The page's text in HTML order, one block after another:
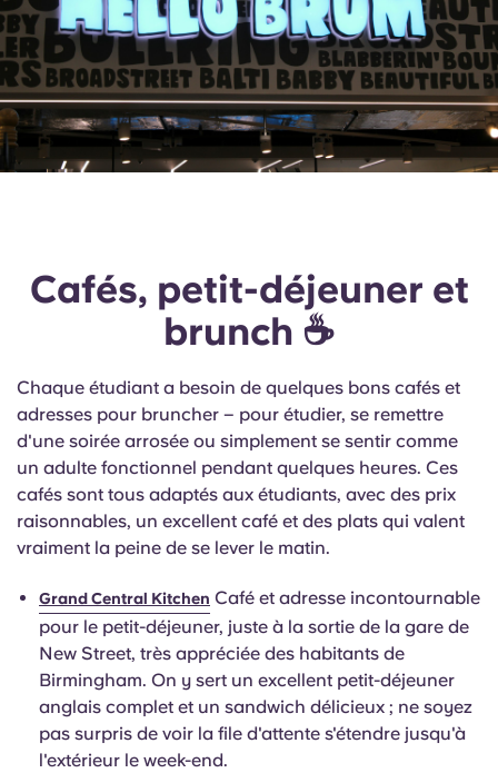
Cafés, petit-déjeuner et
brunch ☕
Chaque étudiant a besoin de quelques bons cafés et
adresses pour bruncher – pour étudier, se remettre
d'une soirée arrosée ou simplement se sentir comme
un adulte fonctionnel pendant quelques heures. Ces
cafés sont tous adaptés aux étudiants, avec des prix
raisonnables, un excellent café et des plats qui valent
vraiment la peine de se lever le matin.
Grand Central Kitchen Café et adresse incontournable
pour le petit-déjeuner, juste à la sortie de la gare de
New Street, très appréciée des habitants de
Birmingham. On y sert un excellent petit-déjeuner
anglais complet et un sandwich délicieux ; ne soyez
pas surpris de voir la file d'attente s'étendre jusqu'à
l'extérieur le week-end.